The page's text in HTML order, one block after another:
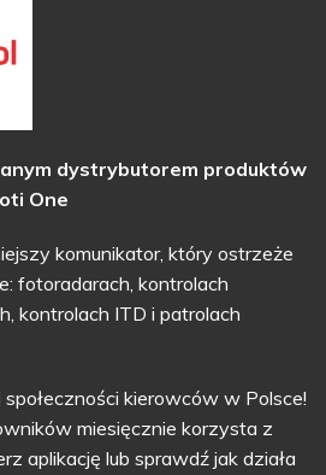
dystrybutorem produktów
One
komunikator, który ostrzeże
fotoradarach, kontrolach
kontrolach ITD i patrolach
kierowców w Polsce!
miesięcznie korzysta z
aplikację lub sprawdź jak działa